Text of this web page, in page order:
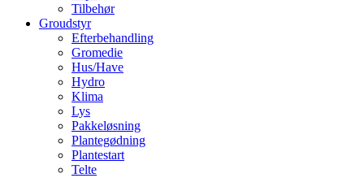
Tilbehør
Groudstyr
Efterbehandling
Gromedie
Hus/Have
Hydro
Klima
Lys
Pakkeløsning
Plantegødning
Plantestart
Telte